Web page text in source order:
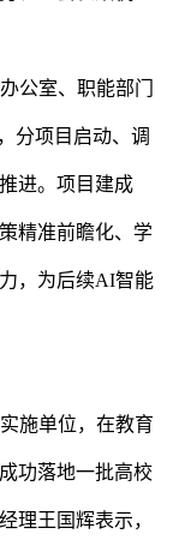
公室、职能部门
分项目启动、调
进。项目建成
精准前瞻化、学
，为后续AI智能
施单位，在教育
功落地一批高校
理王国辉表示，